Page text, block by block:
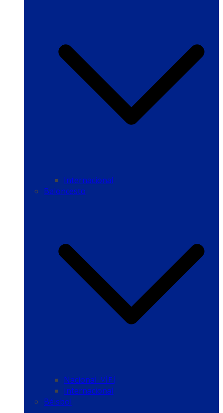
Internacional
Baloncesto
Nacional 🇻🇪
Internacional
Béisbol